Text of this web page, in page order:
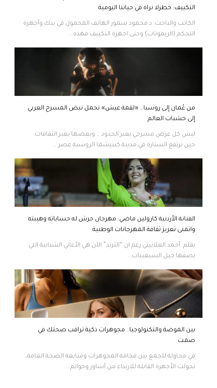
التكييف: خطرلا نراه في حياتنا اليومية
الكاتب والباحث: د.محمود سمور الهاتف المحمول في يدك وأجهزة
التحكم (الريموتات) وحتى اجهزة التكييف فهذه...
من عُمان إلى روسيا… «لقمة عيش» تحمل نبض المسرح العربي
إلى خشبات العالم
ليس كل عرض مسرحي يعبر الحدود … وبعضها يعبر الثقافات.
حين ترتفع الستارة في مدينة كينيشما الروسية عصر...
الفنانة الأردنية كارولين ماضي: مهرجان جرش له حساباته وهيبته
واتمنى تعزيز ثقافة المهرجانات الوطنية
بقلم: أحمد الغلاييني رغم ان “الترند” الآن هي الأغاني الشبابية التي
يصفها جيل السبعينات...
بين الموضة والتكنولوجيا.. مجوهرات ذكية تراقب صحتك في
صمت
في محاولة للجمع بين فخامة المجوهرات ومتابعة الصحة العامة،
تحولت الأجهزة القابلة للارتداء من أساور وخواتم...